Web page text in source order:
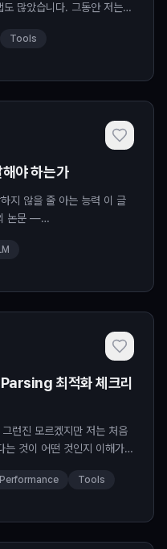
많았습니다. 그동안 저는
Tools
야 하는가
지 않을 줄 아는 능력 이 글
논문 —
최적화 체크리
런진 모르겠지만 저는 처음
것이 어떤 것인지 이해가
Performance Tools